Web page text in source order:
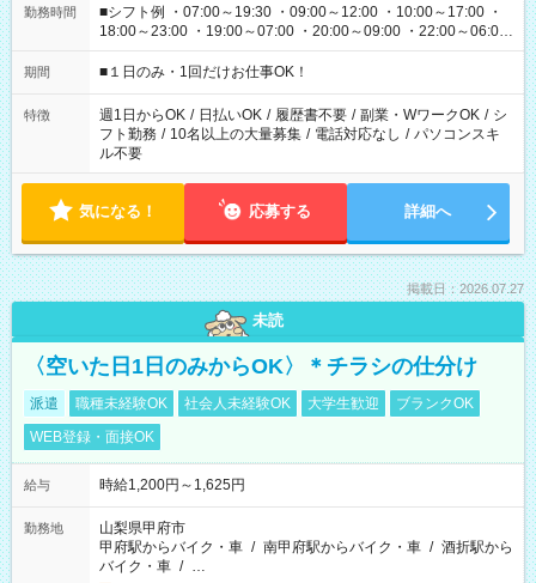
勤務時間
■シフト例 ・07:00～19:30 ・09:00～12:00 ・10:00～17:00 ・
18:00～23:00 ・19:00～07:00 ・20:00～09:00 ・22:00～06:00
etc ★最短で3時間で5,120円のお仕事から 15時間で2万円近く稼
げるお仕事も！ ご希望のお時間に合わせてご紹介！ ※シフトは
ください！
期間 ■１日のみ・1回だけお仕事OK！
特徴 週1日からOK / 日払いOK / 履歴書不要 / 副業・WワークOK / シ
フト勤務 / 10名以上の大量募集 / 電話対応なし / パソコンスキ
ル不要
気になる！ 応募する 詳細へ
掲載日：2026.07.27
未読
〈空いた日1日のみからOK〉＊チラシの仕分け
派遣 職種未経験OK 社会人未経験OK 大学生歓迎
ブランクOK
WEB登録・面接OK
給与 時給1,200円～1,625円
勤務地
山梨県甲府市
甲府駅からバイク・車 / 南甲府駅からバイク・車 / 酒折駅から
バイク・車 / …